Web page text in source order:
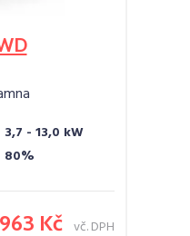
3,7 - 13,0 kW
80%
Kč vč. DPH